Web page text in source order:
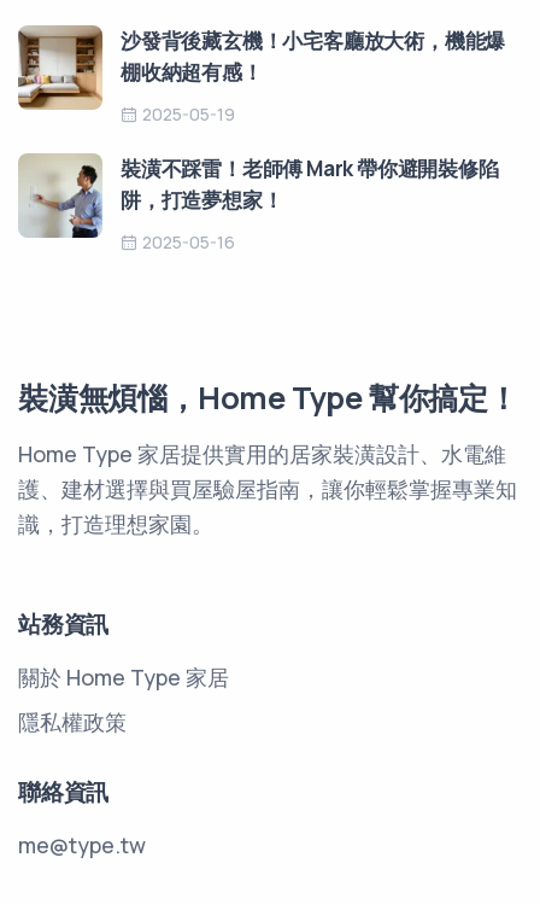
沙發背後藏玄機！小宅客廳放大術，機能爆
棚收納超有感！
2025-05-19
裝潢不踩雷！老師傅 Mark 帶你避開裝修陷
阱，打造夢想家！
2025-05-16
裝潢無煩惱，Home Type 幫你搞定！
Home Type 家居提供實用的居家裝潢設計、水電維
護、建材選擇與買屋驗屋指南，讓你輕鬆掌握專業知
識，打造理想家園。
站務資訊
關於 Home Type 家居
隱私權政策
聯絡資訊
me@type.tw